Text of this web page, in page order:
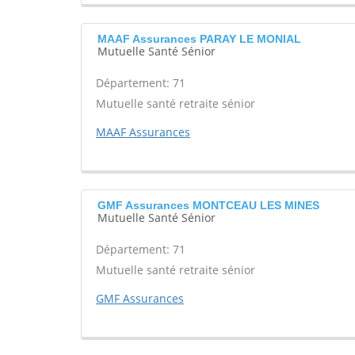
MAAF Assurances PARAY LE MONIAL
Mutuelle Santé Sénior
Département: 71
Mutuelle santé retraite sénior
MAAF Assurances
GMF Assurances MONTCEAU LES MINES
Mutuelle Santé Sénior
Département: 71
Mutuelle santé retraite sénior
GMF Assurances